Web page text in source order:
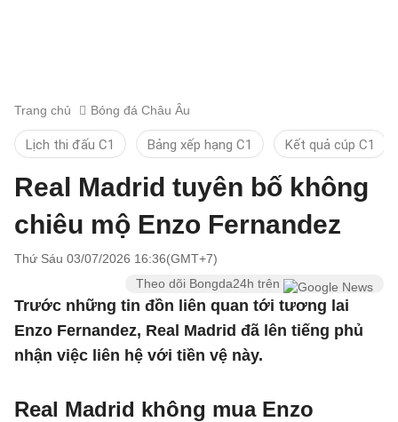
Trang chủ Bóng đá Châu Âu
Lịch thi đấu C1 Bảng xếp hạng C1 Kết quả cúp C1
Real Madrid tuyên bố không
chiêu mộ Enzo Fernandez
Thứ Sáu 03/07/2026 16:36(GMT+7)
Theo dõi Bongda24h trên
Trước những tin đồn liên quan tới tương lai
Enzo Fernandez, Real Madrid đã lên tiếng phủ
nhận việc liên hệ với tiền vệ này.
Real Madrid không mua Enzo